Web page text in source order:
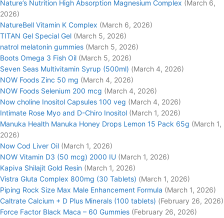
Nature’s Nutrition High Absorption Magnesium Complex (March 6,
2026)
NatureBell Vitamin K Complex (March 6, 2026)
TITAN Gel Special Gel (March 5, 2026)
natrol melatonin gummies (March 5, 2026)
Boots Omega 3 Fish Oil (March 5, 2026)
Seven Seas Multivitamin Syrup (500ml) (March 4, 2026)
NOW Foods Zinc 50 mg (March 4, 2026)
NOW Foods Selenium 200 mcg (March 4, 2026)
Now choline Inositol Capsules 100 veg (March 4, 2026)
Intimate Rose Myo and D-Chiro Inositol (March 1, 2026)
Manuka Health Manuka Honey Drops Lemon 15 Pack 65g (March 1,
2026)
Now Cod Liver Oil (March 1, 2026)
NOW Vitamin D3 (50 mcg) 2000 IU (March 1, 2026)
Kapiva Shilajit Gold Resin (March 1, 2026)
Vistra Gluta Complex 800mg (30 Tablets) (March 1, 2026)
Piping Rock Size Max Male Enhancement Formula (March 1, 2026)
Caltrate Calcium + D Plus Minerals (100 tablets) (February 26, 2026)
Force Factor Black Maca – 60 Gummies (February 26, 2026)